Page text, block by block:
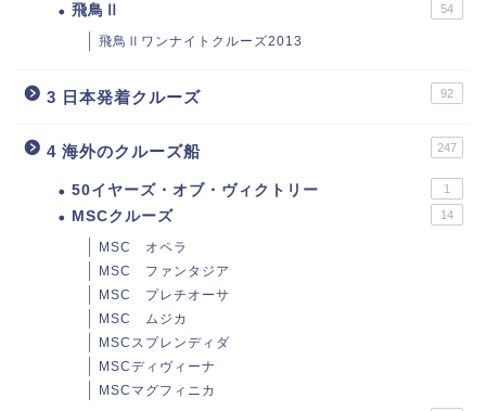
飛鳥Ⅱ 54
飛鳥Ⅱワンナイトクルーズ2013
3 日本発着クルーズ 92
4 海外のクルーズ船 247
50イヤーズ・オブ・ヴィクトリー 1
MSCクルーズ 14
MSC オペラ
MSC ファンタジア
MSC プレチオーサ
MSC ムジカ
MSCスプレンディダ
MSCディヴィーナ
MSCマグフィニカ